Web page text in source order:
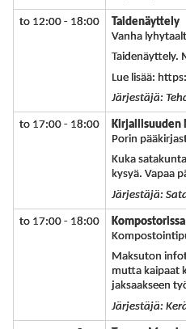
to 12:00 - 18:00
Taidenäyttely
Vanha
Taidenäyttely.
Lue lisää:
Järjestäjä:
to 17:00 - 18:00
Kirjallisuuden
Porin
Kuka
kysyä. Vapaa
Järjestäjä:
to 17:00 - 18:00
Maksuton
mutta kaipaat
jaksaakseen
Järjestäjä: